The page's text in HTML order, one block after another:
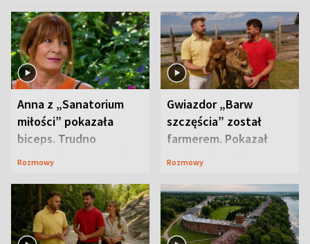
Anna z „Sanatorium
miłości” pokazała
biceps. Trudno
uwierzyć, co przeszła
Rozmowy
Gwiazdor „Barw
szczęścia” został
farmerem. Pokazał
swoje niezwykłe
Rozmowy